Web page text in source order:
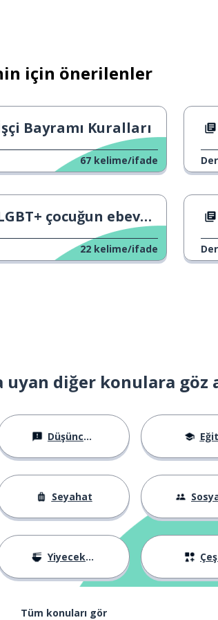
için önerilenler
Bayramı Kuralları
67 kelime/ifade
çocuğun ebeveynleri
22 kelime/ifade
uyan diğer konulara göz
Düşünceler
Seyahat Sosyal
Yiyecekler
Tüm konuları gör